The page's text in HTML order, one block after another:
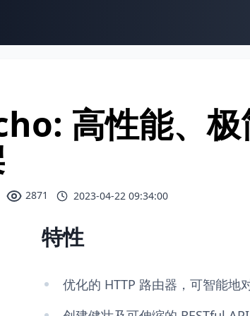
高性能、
2871 2023-04-22 09:34:00
特性
优化的 HTTP 路由器，可智能地